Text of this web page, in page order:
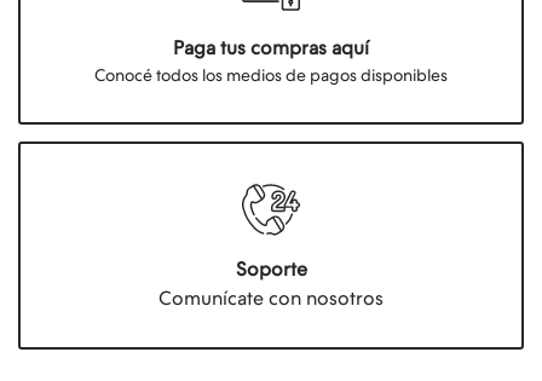
Paga tus compras aquí
Conocé todos los medios de pagos disponibles
Soporte
Comunícate con nosotros